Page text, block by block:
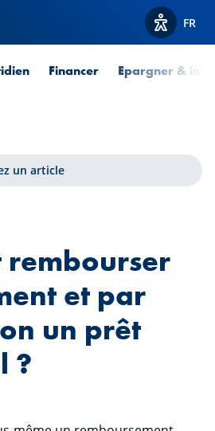
Afficher
FR
Financer Epargner &
un article
rembourser
et par
un prêt
?